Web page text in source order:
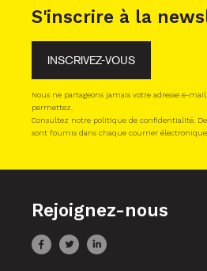
S'inscrire à la
INSCRIVEZ-VOUS
Nous ne partageons jamais votre adresse e-
permettez.
Consultez notre politique de confidentialité.
sont fournis dans chaque courrier électronique.
Rejoignez-nous